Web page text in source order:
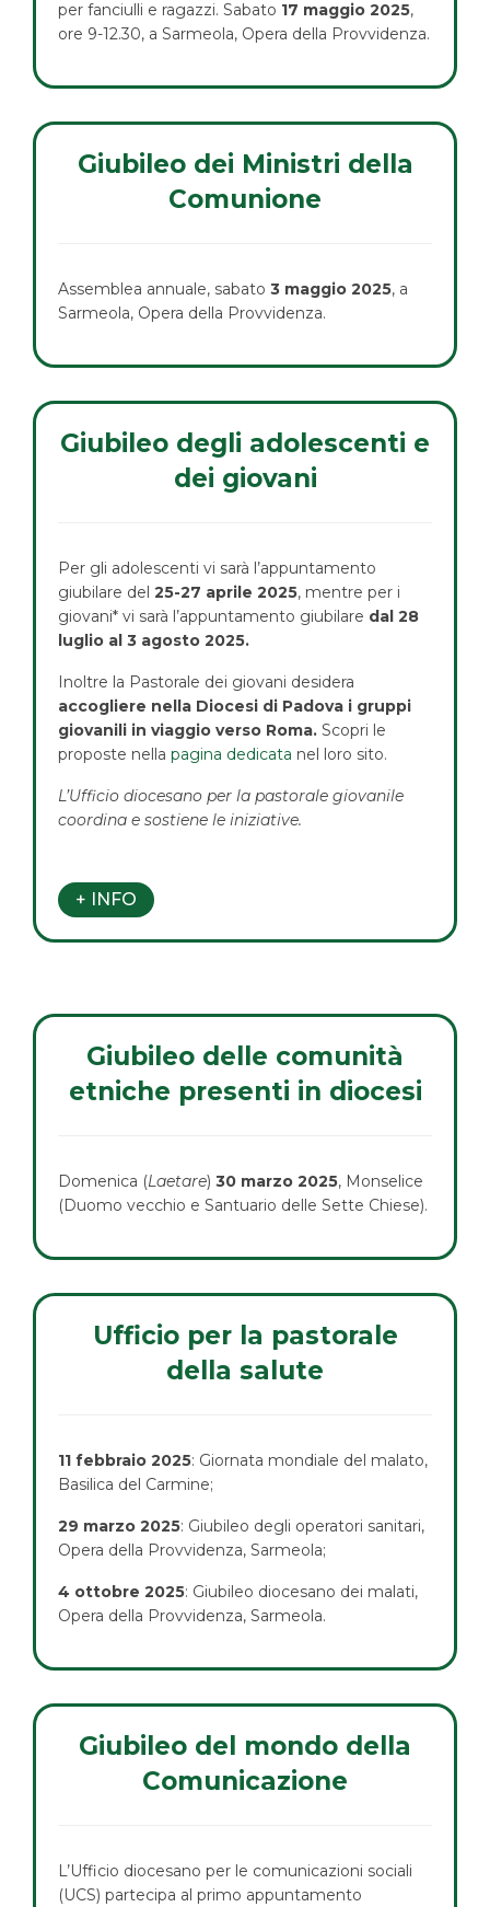
per fanciulli e ragazzi. Sabato 17 maggio 2025,
ore 9-12.30, a Sarmeola, Opera della Provvidenza.
Giubileo dei Ministri della
Comunione
Assemblea annuale, sabato 3 maggio 2025, a
Sarmeola, Opera della Provvidenza.
Giubileo degli adolescenti e
dei giovani
Per gli adolescenti vi sarà l’appuntamento
giubilare del 25-27 aprile 2025, mentre per i
giovani* vi sarà l’appuntamento giubilare dal 28
luglio al 3 agosto 2025.
Inoltre la Pastorale dei giovani desidera
accogliere nella Diocesi di Padova i gruppi
giovanili in viaggio verso Roma. Scopri le
proposte nella pagina dedicata nel loro sito.
L’Ufficio diocesano per la pastorale giovanile
coordina e sostiene le iniziative.
+ INFO
Giubileo delle comunità
etniche presenti in diocesi
Domenica (Laetare) 30 marzo 2025, Monselice
(Duomo vecchio e Santuario delle Sette Chiese).
Ufficio per la pastorale
della salute
11 febbraio 2025: Giornata mondiale del malato,
Basilica del Carmine;
29 marzo 2025: Giubileo degli operatori sanitari,
Opera della Provvidenza, Sarmeola;
4 ottobre 2025: Giubileo diocesano dei malati,
Opera della Provvidenza, Sarmeola.
Giubileo del mondo della
Comunicazione
L’Ufficio diocesano per le comunicazioni sociali
(UCS) partecipa al primo appuntamento